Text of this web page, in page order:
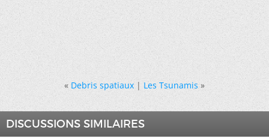
« Debris spatiaux|Les Tsunamis »
DISCUSSIONS SIMILAIRES